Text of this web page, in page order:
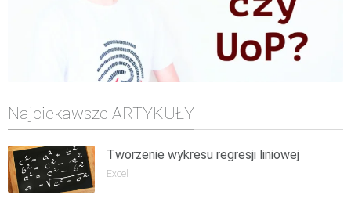
Najciekawsze ARTYKUŁY
Tworzenie wykresu regresji liniowej
Excel